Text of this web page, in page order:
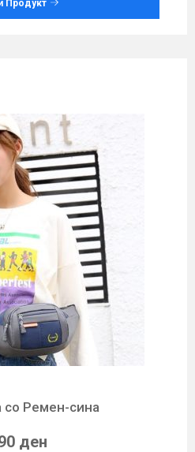
Продукт
со Ремен-сина
ден